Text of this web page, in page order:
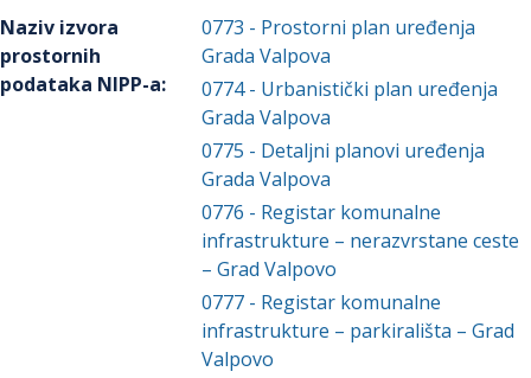
Naziv izvora
prostornih
podataka NIPP-a:
0773 - Prostorni plan uređenja
Grada Valpova
0774- Urbanistički plan uređenja
Grada Valpova
0775 - Detaljni planovi uređenja
Grada Valpova
0776 - Registar komunalne
infrastrukture – nerazvrstane ceste
– Grad Valpovo
0777 - Registar komunalne
infrastrukture – parkirališta – Grad
Valpovo